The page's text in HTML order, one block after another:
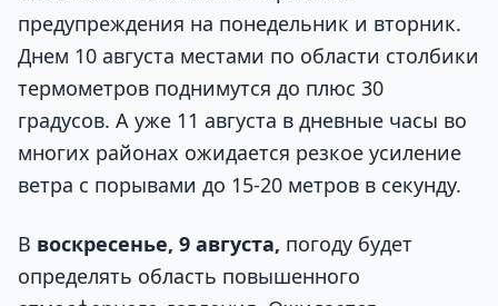
предупреждения на понедельник и вторник.
Днем 10 августа местами по области столбики
термометров поднимутся до плюс 30
градусов. А уже 11 августа в дневные часы во
многих районах ожидается резкое усиление
ветра с порывами до 15-20 метров в секунду.
В воскресенье, 9 августа, погоду будет
определять область повышенного